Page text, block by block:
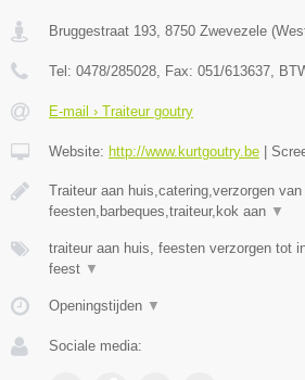
Bruggestraat 193 8750 Zwevezele (
Tel: 0478/285028 , Fax: 051/613637 ,
E-mail › Traiteur goutry
Website: http://www.kurtgoutry.be |
Traiteur aan huis,catering,verzorgen van
feesten,barbeques,traiteur,kok aan ▼
traiteur aan huis, feesten verzorgen tot
feest ▼
Openingstijden ▼
Sociale media: